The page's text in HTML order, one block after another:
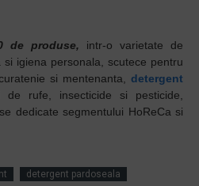
de produse, intr-o varietate de
igiena personala, scutece pentru
si mentenanta, detergent
rufe, insecticide si pesticide,
dedicate segmentului HoReCa si
detergent pardoseala